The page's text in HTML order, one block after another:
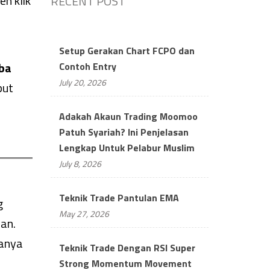
Setup Gerakan Chart FCPO dan
Contoh Entry
July 20, 2026
Adakah Akaun Trading Moomoo
Patuh Syariah? Ini Penjelasan
Lengkap Untuk Pelabur Muslim
July 8, 2026
Teknik Trade Pantulan EMA
May 27, 2026
Teknik Trade Dengan RSI Super
Strong Momentum Movement